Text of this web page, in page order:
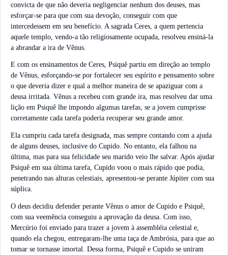
convicta de que não deveria negligenciar nenhum dos deuses, mas
esforçar-se para que com sua devoção, conseguir com que
intercedessem em seu benefício. A sagrada Ceres, a quem pertencia
aquele templo, vendo-a tão religiosamente ocupada, resolveu ensiná-la
a abrandar a ira de Vênus.
E com os ensinamentos de Ceres, Psiquê partiu em direção ao templo
de Vênus, esforçando-se por fortalecer seu espírito e pensamento sobre
o que deveria dizer e qual a melhor maneira de se apaziguar com a
deusa irritada. Vênus a recebeu com grande ira, mas resolveu dar uma
lição em Psiquê lhe impondo algumas tarefas, se a jovem cumprisse
corretamente cada tarefa poderia recuperar seu grande amor.
Ela cumpriu cada tarefa designada, mas sempre contando com a ajuda
de alguns deuses, inclusive do Cupido. No entanto, ela falhou na
última, mas para sua felicidade seu marido veio lhe salvar. Após ajudar
Psiquê em sua última tarefa, Cupido voou o mais rápido que podia,
penetrando nas alturas celestiais, apresentou-se perante Júpiter com sua
súplica.
O deus decidiu defender perante Vênus o amor de Cupido e Psiquê,
com sua veemência conseguiu a aprovação da deusa. Com isso,
Mercúrio foi enviado para trazer a jovem à assembléia celestial e,
quando ela chegou, entregaram-lhe uma taça de Ambrósia, para que ao
tomar se tornasse imortal. Dessa forma, Psiquê e Cupido se uniram